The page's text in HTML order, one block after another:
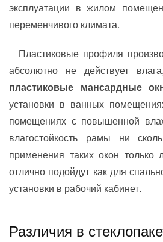
эксплуатации в жилом
переменчивого климата.
Пластиковые профиля
абсолютно не действует
пластиковые мансардные
установки в ванных
помещениях с повышенной
влагостойкость рамы ни
применения таких окон
отлично подойдут как для
установки в рабочий кабинет.
Различия в